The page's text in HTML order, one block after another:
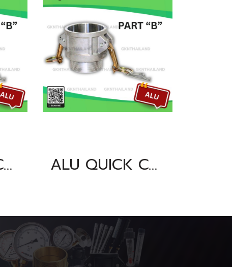
ALU QUICK COUPLING PART "B" SIZE : 5"BSPT, NPT ALU QUICK COUPLING PART "B" SIZE : 4"BSPT, NPT